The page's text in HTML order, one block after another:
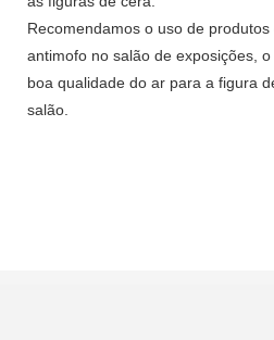
Recomendamos o uso de
antimofo no salão de exposições,
boa qualidade do ar para a figura
salão.